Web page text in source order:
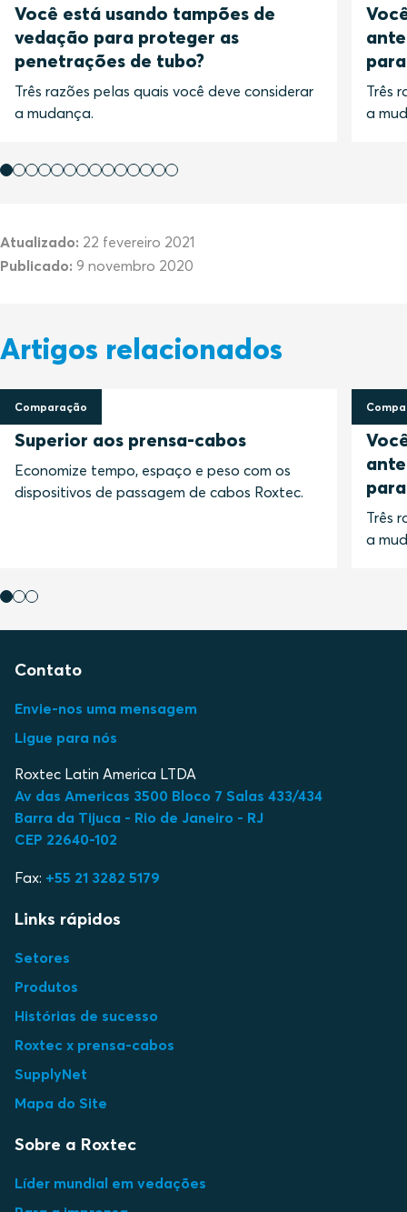
Você está usando tampões de
vedação para proteger as
penetrações de tubo?
Três razões pelas quais você deve considerar
a mudança.
Três
a
Atualizado: 22 fevereiro 2021
Publicado: 9 novembro 2020
Artigos relacionados
Comparação
9 junho 2017
Superior aos prensa-cabos
Economize tempo, espaço e peso com os
dispositivos de passagem de cabos Roxtec.
22
Três
a
Contato
Envie-nos uma mensagem
Ligue para nós
Roxtec Latin America LTDA
Av das Americas 3500 Bloco 7 Salas 433/434
Barra da Tijuca - Rio de Janeiro - RJ
CEP 22640-102
Fax: +55 21 3282 5179
Links rápidos
Setores
Produtos
Histórias de sucesso
Roxtec x prensa-cabos
SupplyNet
Mapa do Site
Sobre a Roxtec
Líder mundial em vedações